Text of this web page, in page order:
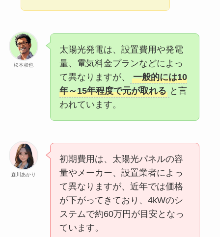
松本和也
太陽光発電は、設置費用や発電
量、電気料金プランなどによっ
て異なりますが、
一般的には10
年～15年程度で元が取れる と言
われています。
森川あかり
初期費用は、太陽光パネルの容
量やメーカー、設置業者によっ
て異なりますが、近年では価格
が下がってきており、4kWのシ
ステムで約60万円が目安となっ
ています。